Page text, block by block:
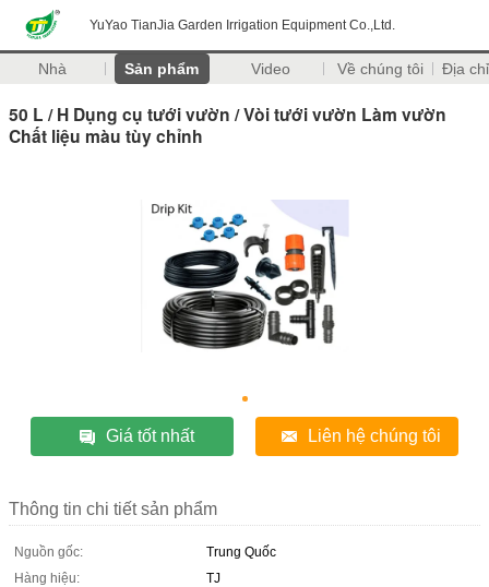
YuYao TianJia Garden Irrigation Equipment Co.,Ltd.
Nhà Sản phẩm Video Về chúng tôi Địa
50 L / H Dụng cụ tưới vườn / Vòi tưới vườn Làm vườn
Chất liệu màu tùy chỉnh
Giá tốt nhất Liên hệ chúng tôi
Thông tin chi tiết sản phẩm
Nguồn gốc:
Trung Quốc
Hàng hiệu:
TJ